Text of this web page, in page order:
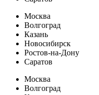
Москва
Волгоград
Казань
Новосибирск
Ростов-на-Дону
Саратов
Москва
Волгоград